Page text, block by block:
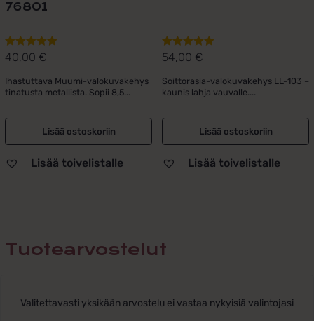
76801
Arvostelu
5.00/ 5
40,00 €
Ihastuttava Muumi-valokuvakehys
tinatusta metallista. Sopii 8,5...
Lisää ostoskoriin
Lisää toivelistalle
Arvostelu
5.00/ 5
54,00 €
Soittorasia-valokuvakehys LL-103 –
kaunis lahja vauvalle....
Lisää ostoskoriin
Lisää toivelistalle
Tuotearvostelut
Valitettavasti yksikään arvostelu ei vastaa nykyisiä valintojasi